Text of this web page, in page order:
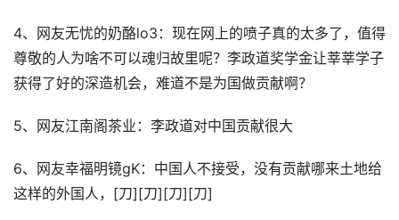
4、网友无忧的奶酪lo3：现在网上的喷子真的太多了，值得
尊敬的人为啥不可以魂归故里呢？李政道奖学金让莘莘学子
获得了好的深造机会，难道不是为国做贡献啊？
5、网友江南阁茶业：李政道对中国贡献很大
6、网友幸福明镜gK：中国人不接受，没有贡献哪来土地给
这样的外国人，[刀][刀][刀][刀]